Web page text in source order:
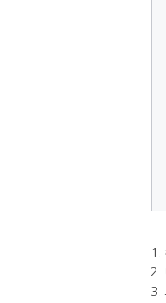
1.
2.
3.